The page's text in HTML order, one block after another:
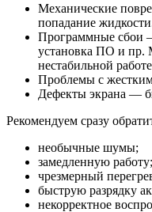
Механические
попадание
Программные сбои
установка ПО и пр.
нестабильной
Проблемы с
Дефекты экрана —
Рекомендуем сразу
необычные шумы;
замедленную работу;
чрезмерный
быструю разрядку
некорректное